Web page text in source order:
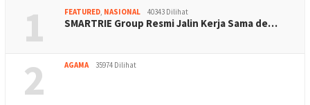
1 FEATURED, NASIONAL 40343 Dilihat
SMARTRIE Group Resmi Jalin Kerja Sama de…
2 AGAMA 35974 Dilihat